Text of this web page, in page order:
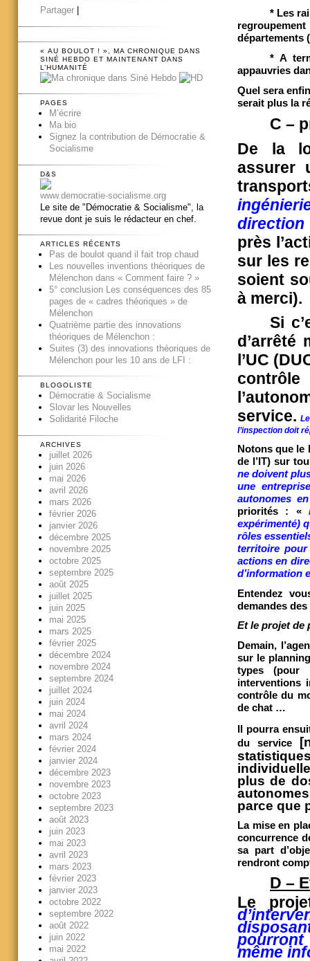
* Les
départements
* A
appauvries
Quel sera
serait plus la
C –
De la
assurer
près
sur les
soient
à merci).
Si
d’arrêté
l’UC
service.
l’inspection doit
Notons que le
de l’IT) sur
ne doivent
une
autonomes
priorités : «
expérimenté)
rôles
territoire
actions en
d’information
Entendez
demandes
Et le projet de
Demain,
sur le
types (pour
interventions
contrôle du
de chat …
Il pourra
du service
plus de
parce que
La mise en
concurrence
sa part
rendront
D –
Le
même
Partager
« AU BOULOT ! », MA CHRONIQUE DANS
SINÉ HEBDO ET MAINTENANT DANS
L’HUMANITÉ
PAGES
M’écrire
Ma bio
Signez la contribution de Démocratie &
Socialisme
D&S
www.democratie-socialisme.org
Le site de "Démocratie & Socialisme", la
revue dont je suis le rédacteur en chef.
ARTICLES RÉCENTS
Pas de boulot quand il fait trop chaud
Les nouvelles inventions théoriques de
Mélenchon dans « Comment faire ? »
5° conclusion Les conséquences des 85
pages de « cadres théoriques » de
Mélenchon
Quatrième partie des innovations
théoriques de Mélenchon :
Suites (3) des innovations théoriques de
Mélenchon pour les 10 ans de LFI :
BLOGOLISTE
Démocratie & Socialisme
Slovar les Nouvelles
Solidarité Filoche
ARCHIVES
juillet 2026
juin 2026
mai 2026
avril 2026
mars 2026
février 2026
janvier 2026
décembre 2025
novembre 2025
octobre 2025
septembre 2025
août 2025
juillet 2025
juin 2025
mai 2025
mars 2025
février 2025
décembre 2024
novembre 2024
septembre 2024
juillet 2024
juin 2024
mai 2024
avril 2024
mars 2024
février 2024
janvier 2024
décembre 2023
novembre 2023
octobre 2023
septembre 2023
août 2023
juin 2023
mai 2023
avril 2023
mars 2023
février 2023
janvier 2023
octobre 2022
septembre 2022
août 2022
juin 2022
mai 2022